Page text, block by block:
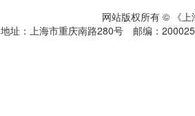
网站版权所有 © 《
地址：上海市重庆南路280号 邮编：